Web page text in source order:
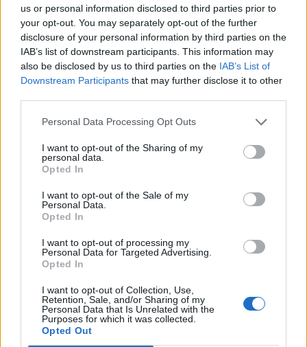
us or personal information disclosed to third parties prior to
your opt-out. You may separately opt-out of the further
disclosure of your personal information by third parties on the
IAB’s list of downstream participants. This information may
also be disclosed by us to third parties on the IAB’s List of
Downstream Participants that may further disclose it to other
Personal Data Processing Opt Outs
I want to opt-out of the Sharing of my
personal data.
Opted In
I want to opt-out of the Sale of my
Personal Data.
Opted In
I want to opt-out of processing my
Personal Data for Targeted Advertising.
Opted In
I want to opt-out of Collection, Use,
Retention, Sale, and/or Sharing of my
Personal Data that Is Unrelated with the
Purposes for which it was collected.
Opted Out
Συνεδρίαση ΚΟ ΝΔ: Ο Μητσοτάκης
θέτει τη μεταρρυθμιστική ατζέντα,
απαντά
Η Συντακτική ομάδα του Libre
7 Μαΐου, 2026
Η συνεδρίαση θα ξεκινήσει στις 11 με τις ομιλίες
και του πρωθυπουργού, ενώ αμέσως μετά ο
εισηγητής της ΝΔ για τη Συνταγματική
παρουσιάσει τους βασικούς άξονες της πρότασης
της κυβερνητικής πλειοψηφίας. Ο Κυριάκος
Μητσοτάκης αναμένεται να δώσει το γενικό
πολιτικό και θεσμικό στίγμα, συνδέοντας τη
διαδικασία της αναθεώρησης με το συνέδριο της
ΝΔ στις 15-17 Μαΐου και τον ορίζοντα των
εκλογών του 2027.